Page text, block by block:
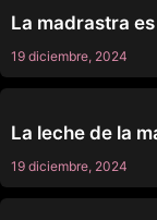
La madrastra
19 diciembre, 2024
La leche de la
19 diciembre, 2024